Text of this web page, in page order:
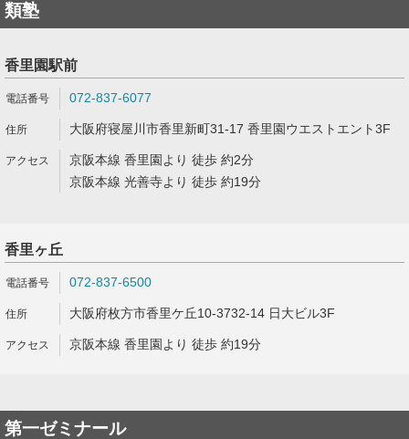
類塾
香里園駅前
072-837-6077
大阪府寝屋川市香里新町31-17 香里園ウエストエント3F
京阪本線 香里園より 徒歩 約2分
京阪本線 光善寺より 徒歩 約19分
香里ヶ丘
072-837-6500
大阪府枚方市香里ケ丘10-3732-14 日大ビル3F
京阪本線 香里園より 徒歩 約19分
第一ゼミナール